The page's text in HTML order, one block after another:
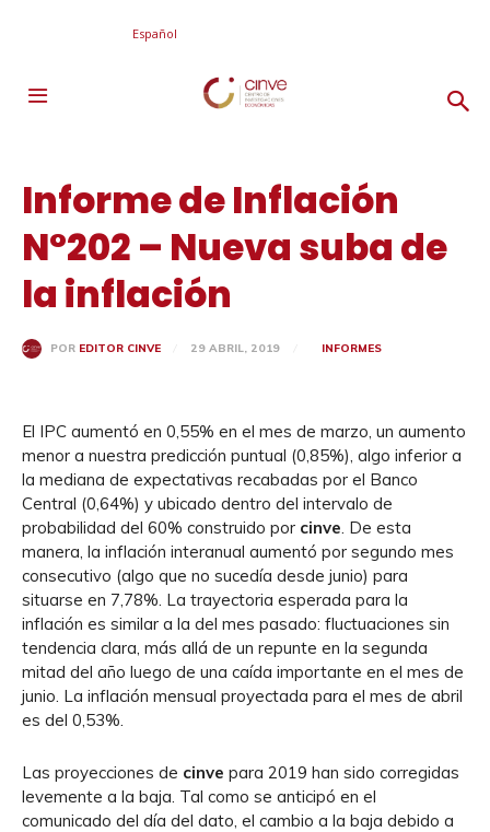
Español
Informe de Inflación
N°202 – Nueva suba de
la inflación
POR EDITOR CINVE 29 ABRIL, 2019 INFORMES
El IPC aumentó en 0,55% en el mes de marzo, un aumento
menor a nuestra predicción puntual (0,85%), algo inferior a
la mediana de expectativas recabadas por el Banco
Central (0,64%) y ubicado dentro del intervalo de
probabilidad del 60% construido por cinve. De esta
manera, la inflación interanual aumentó por segundo mes
consecutivo (algo que no sucedía desde junio) para
situarse en 7,78%. La trayectoria esperada para la
inflación es similar a la del mes pasado: fluctuaciones sin
tendencia clara, más allá de un repunte en la segunda
mitad del año luego de una caída importante en el mes de
junio. La inflación mensual proyectada para el mes de abril
es del 0,53%.
Las proyecciones de cinve para 2019 han sido corregidas
levemente a la baja. Tal como se anticipó en el
comunicado del día del dato, el cambio a la baja debido a